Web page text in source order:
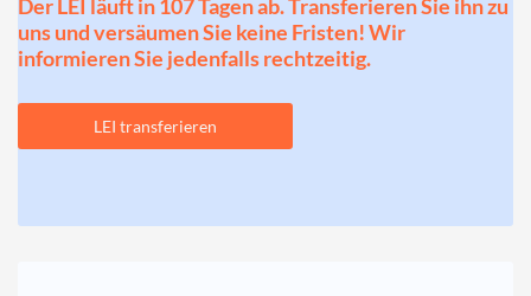
Der LEI läuft in 107 Tagen ab. Transferieren Sie ihn zu
uns und versäumen Sie keine Fristen! Wir
informieren Sie jedenfalls rechtzeitig.
LEI transferieren